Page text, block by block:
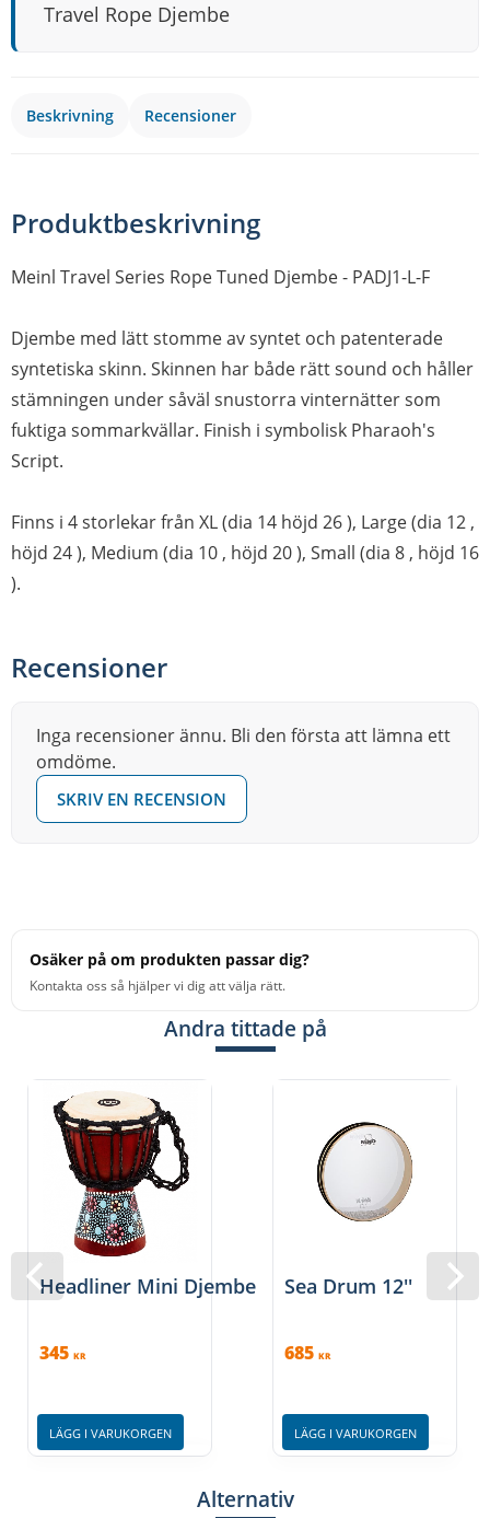
Travel Rope Djembe
Beskrivning Recensioner
Produktbeskrivning
Meinl Travel Series Rope Tuned Djembe - PADJ1-L-F
Djembe med lätt stomme av syntet och patenterade
syntetiska skinn. Skinnen har både rätt sound och håller
stämningen under såväl snustorra vinternätter som
fuktiga sommarkvällar. Finish i symbolisk Pharaoh's
Script.
Finns i 4 storlekar från XL (dia 14 höjd 26 ), Large (dia 12 ,
höjd 24 ), Medium (dia 10 , höjd 20 ), Small (dia 8 , höjd 16
).
Recensioner
Inga recensioner ännu. Bli den första att lämna ett
omdöme.
SKRIV EN RECENSION
Osäker på om produkten passar dig?
Kontakta oss så hjälper vi dig att välja rätt.
Andra tittade på
Headliner Mini Djembe
345 KR
LÄGG I VARUKORGEN
Sea Drum 12''
685 KR
LÄGG I VARUKORGEN
Alternativ